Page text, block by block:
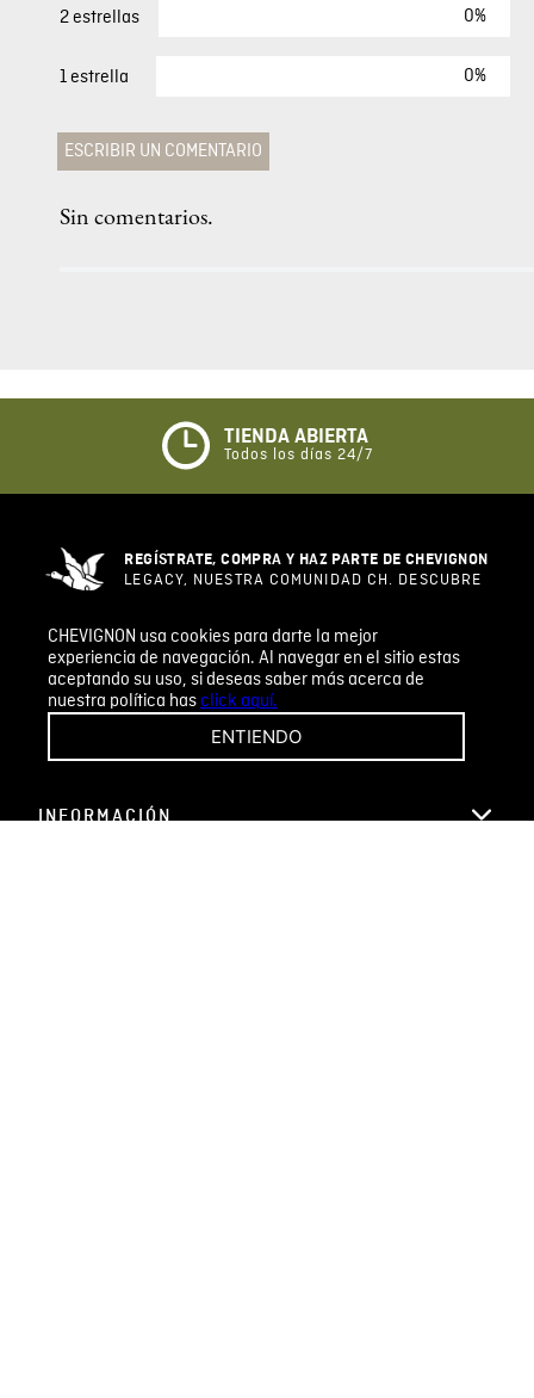
CHEVIGNON usa cookies para darte la mejor
experiencia de navegación. Al navegar en el sitio estas
aceptando su uso, si deseas saber más acerca de
nuestra política hasclick aquí.
ENTIENDO
2 estrellas 0%
1 estrella 0%
ESCRIBIR UN COMENTARIO
Califique el producto de 1 a 5 estrellas
★☆ ☆
Su nombre
Correo electrónico
Escribir comentario
Sin comentarios.
TIENDA ABIERTA
Todos los días 24/7
REGÍSTRATE, COMPRA Y HAZ PARTE DE CHEVIGNON
LEGACY, NUESTRA COMUNIDAD CH. DESCUBRE
REGISTRARSE
INFORMACIÓN